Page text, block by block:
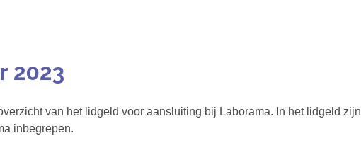
2023
van het lidgeld voor aansluiting bij Laborama. In het lidgeld zijn
inbegrepen.